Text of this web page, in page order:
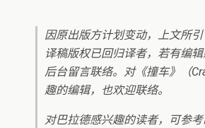
因原出版方计划变动，上文所引
译稿版权已回归译者，若有编
后台留言联络。对《撞车》（
趣的编辑，也欢迎联络。
对巴拉德感兴趣的读者，可参